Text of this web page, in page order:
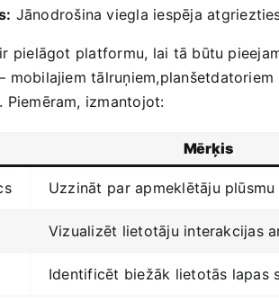
Jānodrošina viegla iespēja
‌pielāgot platformu, lai tā būtu
mobilajiem
Piemēram, izmantojot:
Mērķis
Uzzināt ⁢par apmeklētāju
Vizualizēt‍ lietotāju interakcijas
Identificēt biežāk lietotās lapas